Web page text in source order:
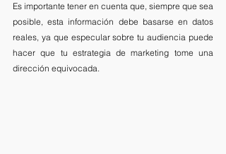
Es importante tener en cuenta que, siempre que sea
posible, esta información debe basarse en datos
reales, ya que especular sobre tu audiencia puede
hacer que tu estrategia de marketing tome una
dirección equivocada.